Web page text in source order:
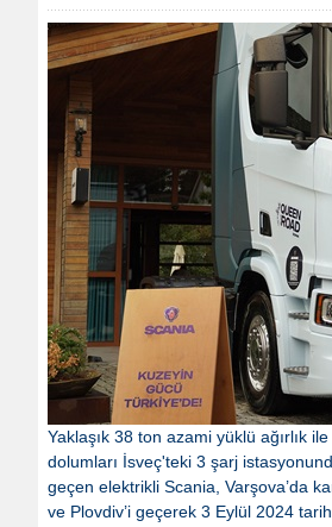
Yaklaşık 38 ton azami yüklü ağırlık
dolumları İsveç'teki 3 şarj
geçen elektrikli Scania, Varşova’da
ve Plovdiv’i geçerek 3 Eylül 2024